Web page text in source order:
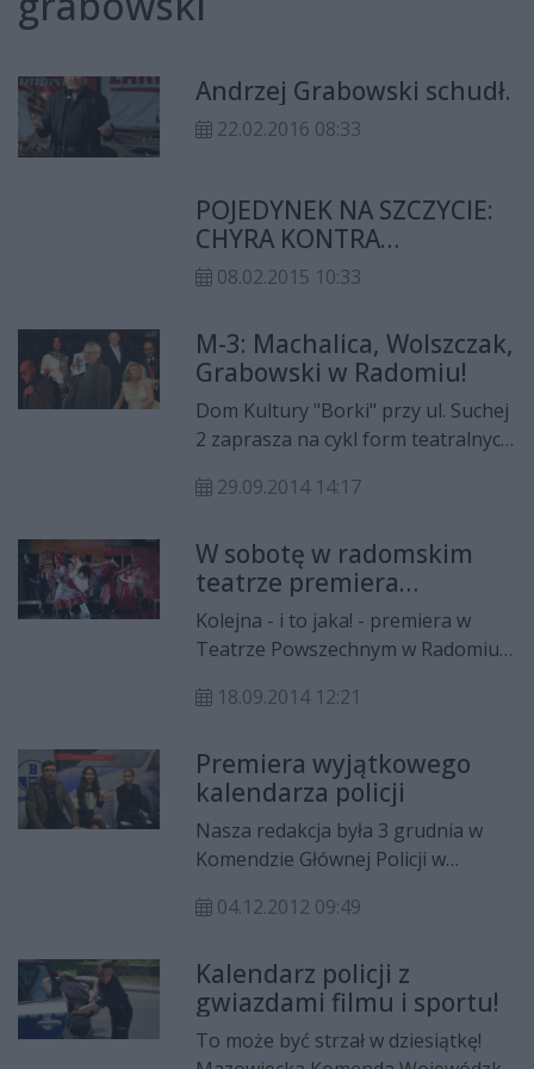
Andrzej Grabowski schudł.
22.02.2016 08:33
POJEDYNEK NA SZCZYCIE:
CHYRA KONTRA
DOROCIŃSKI!
08.02.2015 10:33
M-3: Machalica, Wolszczak,
Grabowski w Radomiu!
Dom Kultury "Borki" przy ul. Suchej
2 zaprasza na cykl form teatralnych
świetnych aktorów w niebanalnych
rozpoczynają się o godz. 19.
29.09.2014 14:17
W sobotę w radomskim
teatrze premiera
"Wesela"!
Kolejna - i to jaka! - premiera w
Teatrze Powszechnym w Radomiu.
o godz. 18 obejrzymy "Wesele"
reżyserii Mikołaja Grabowskiego!
18.09.2014 12:21
Premiera wyjątkowego
kalendarza policji
Nasza redakcja była 3 grudnia w
Komendzie Głównej Policji w
niezwykłego kalendarza. "Każdy ma
wydawnictwo, uwieczniające
kilkanaście sesji zdjęciowych z
udziałem gwiazd filmu, telewizji i
sportu.
04.12.2012 09:49
Kalendarz policji z
gwiazdami filmu i sportu!
To może być strzał w dziesiątkę!